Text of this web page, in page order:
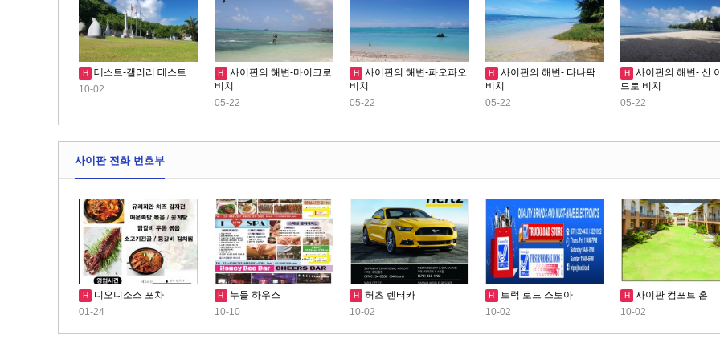
H
테스트-갤러리 테스트
10-02
H
사이판의 해변-마이크로
비치
05-22
H
사이판의 해변-파오파오
비치
05-22
H
사이판의 해변- 타나팍
비치
05-22
H
사이판의 해변- 산
드로 비치
05-22
사이판 전화 번호부
H
디오니소스 포차
01-24
H
누들 하우스
10-10
H
허츠 렌터카
10-02
H
트럭 로드 스토아
10-02
H
사이판 컴포트 홈
10-02